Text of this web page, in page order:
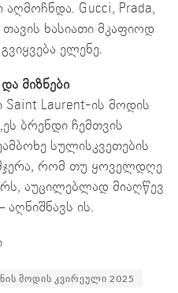
Gucci, Prada,
ხასიათი მკაფიოდ
ელენე.
მიზნები
Saint Laurent-ის მოდის
ბრენდი ჩემთვის
სულისკვეთების
რომ თუ ყოველდღე
აუცილებლად მიაღწევ
აღნიშნავს ის.
მოდის კვირეული 2025